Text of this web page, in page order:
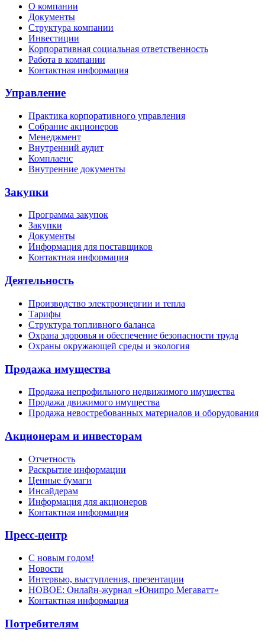
О компании
Документы
Структура компании
Инвестиции
Корпоративная социальная ответственность
Работа в компании
Контактная информация
Управление
Практика корпоративного управления
Собрание акционеров
Менеджмент
Внутренний аудит
Комплаенс
Внутренние документы
Закупки
Программа закупок
Закупки
Документы
Информация для поставщиков
Контактная информация
Деятельность
Производство электроэнергии и тепла
Тарифы
Структура топливного баланса
Охрана здоровья и обеспечение безопасности труда
Охраны окружающей среды и экология
Продажа имущества
Продажа непрофильного недвижимого имущества
Продажа движимого имущества
Продажа невостребованных материалов и оборудования
Акционерам и инвесторам
Отчетность
Раскрытие информации
Ценные бумаги
Инсайдерам
Информация для акционеров
Контактная информация
Пресс-центр
С новым годом!
Новости
Интервью, выступления, презентации
НОВОЕ: Онлайн-журнал «Юнипро Мегаватт»
Контактная информация
Потребителям